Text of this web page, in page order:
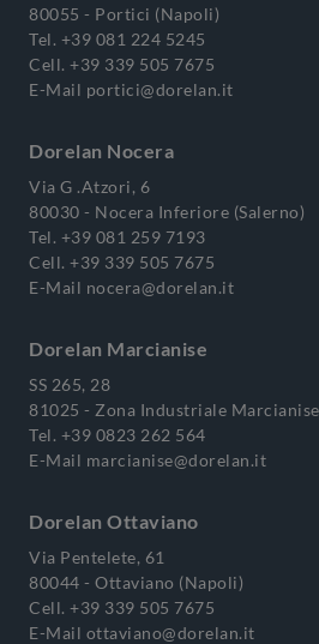
80055 - Portici (Napoli)
Tel. +39 081 224 5245
Cell. +39 339 505 7675
E-Mail portici@dorelan.it
Dorelan Nocera
Via G .Atzori, 6
80030 - Nocera Inferiore (Salerno)
Tel. +39 081 259 7193
Cell. +39 339 505 7675
E-Mail nocera@dorelan.it
Dorelan Marcianise
SS 265, 28
81025 - Zona Industriale
Tel. +39 0823 262 564
E-Mail marcianise@dorelan.it
Dorelan Ottaviano
Via Pentelete, 61
80044 - Ottaviano (Napoli)
Cell. +39 339 505 7675
E-Mail ottaviano@dorelan.it